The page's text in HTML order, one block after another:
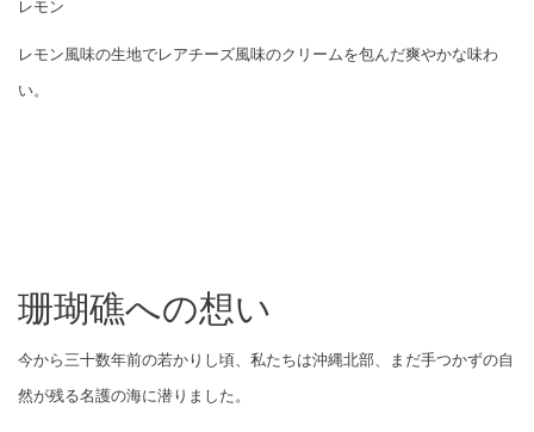
レモン
レモン風味の生地でレアチーズ風味のクリームを包んだ爽やかな味わ
い。
珊瑚礁への想い
今から三十数年前の若かりし頃、私たちは沖縄北部、まだ手つかずの自
然が残る名護の海に潜りました。